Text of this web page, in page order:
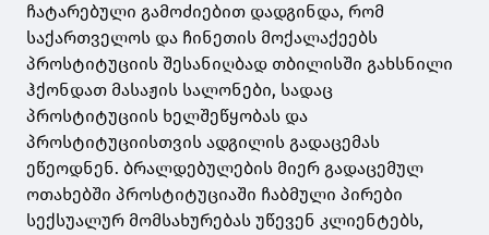
ჩატარებული გამოძიებით დადგინდა, რომ
საქართველოს და ჩინეთის მოქალაქეებს
პროსტიტუციის შესანიღბად თბილისში გახსნილი
ჰქონდათ მასაჟის სალონები, სადაც
პროსტიტუციის ხელშეწყობას და
პროსტიტუციისთვის ადგილის გადაცემას
ეწეოდნენ. ბრალდებულების მიერ გადაცემულ
ოთახებში პროსტიტუციაში ჩაბმული პირები
სექსუალურ მომსახურებას უწევენ კლიენტებს,